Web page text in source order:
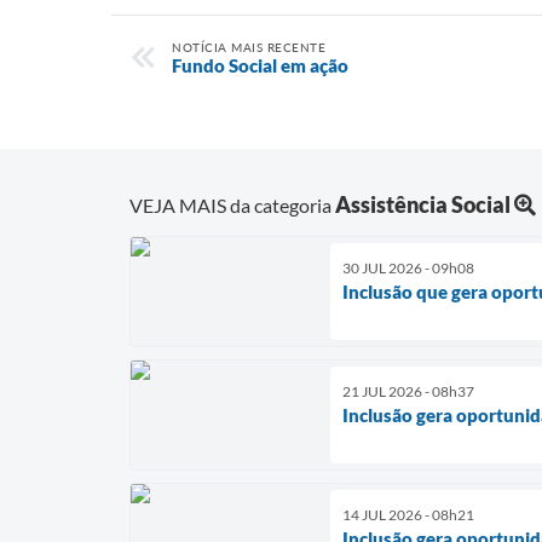
NOTÍCIA MAIS RECENTE
Fundo Social em ação
VEJA MAIS da categoriaAssistência Social
30 JUL 2026 - 09h08
Inclusão que gera
21 JUL 2026 - 08h37
Inclusão gera
14 JUL 2026 - 08h21